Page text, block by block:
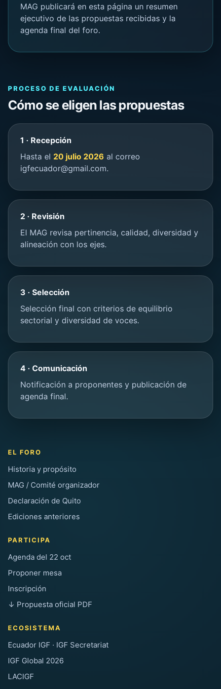
MAG publicará en esta página un resumen
ejecutivo de las propuestas recibidas y la
agenda final del foro.
PROCESO DE EVALUACIÓN
Cómo se eligen las propuestas
1 · Recepción
Hasta el 20 julio 2026 al correo
igfecuador@gmail.com.
2 · Revisión
El MAG revisa pertinencia, calidad, diversidad y
alineación con los ejes.
3 · Selección
Selección final con criterios de equilibrio
sectorial y diversidad de voces.
4 · Comunicación
Notificación a proponentes y publicación de
agenda final.
EL FORO
Historia y propósito
MAG / Comité organizador
Declaración de Quito
Ediciones anteriores
PARTICIPA
Agenda del 22 oct
Proponer mesa
Inscripción
↓ Propuesta oficial PDF
ECOSISTEMA
Ecuador IGF · IGF Secretariat
IGF Global 2026
LACIGF